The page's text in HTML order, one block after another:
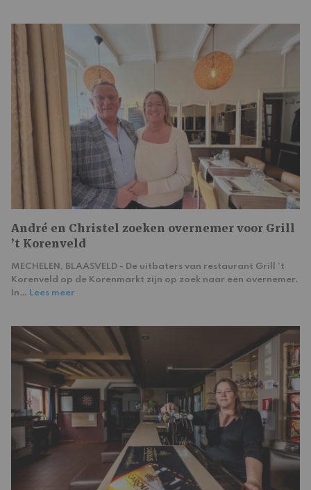
André en Christel zoeken overnemer voor Grill
’t Korenveld
MECHELEN, BLAASVELD - De uitbaters van restaurant Grill ’t
Korenveld op de Korenmarkt zijn op zoek naar een overnemer.
In… Lees meer